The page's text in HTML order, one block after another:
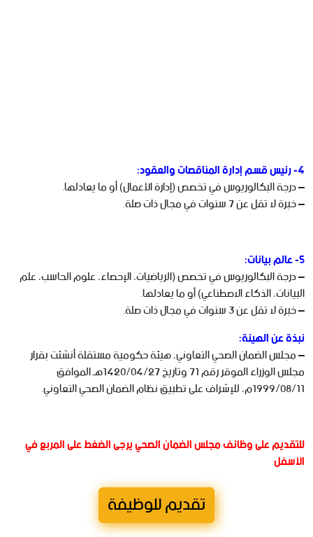
4- رئيس قسم إدارة المناقصات والعقود:
– درجة البكالوريوس في تخصص (إدارة الأعمال) أو ما يعادلها.
– خبرة لا تقل عن 7 سنوات في مجال ذات صلة.
5- عالم بيانات:
– درجة البكالوريوس في تخصص (الرياضيات، الإحصاء، علوم الحاسب، علم
البيانات، الذكاء الاصطناعي) أو ما يعادلها.
– خبرة لا تقل عن 3 سنوات في مجال ذات صلة.
نبذة عن الهيئة:
– مجلس الضمان الصحي التعاوني، هيئة حكومية مستقلة أنشئت بقرار
مجلس الوزراء الموقر رقم 71 وتاريخ 1420/04/27هـ الموافق
1999/08/11م، للإشراف على تطبيق نظام الضمان الصحي التعاوني.
للتقديم على وظائف مجلس الضمان الصحي يرجى الضغط على المربع في
الأسفل
تقديم للوظيفة